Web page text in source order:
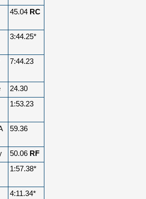
45.04 RC
3:44.25*
7:44.23
24.30
1:53.23
59.36
50.06 RF
1:57.38*
4:11.34*